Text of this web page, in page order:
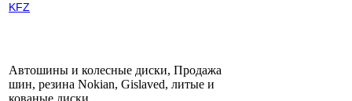
KFZ
Автошины и колесные диски, Продажа
шин, резина Nokian, Gislaved, литые и
кованые диски.